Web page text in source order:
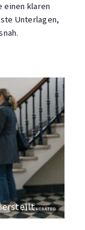
einen klaren
Unterlagen,
erstellt.